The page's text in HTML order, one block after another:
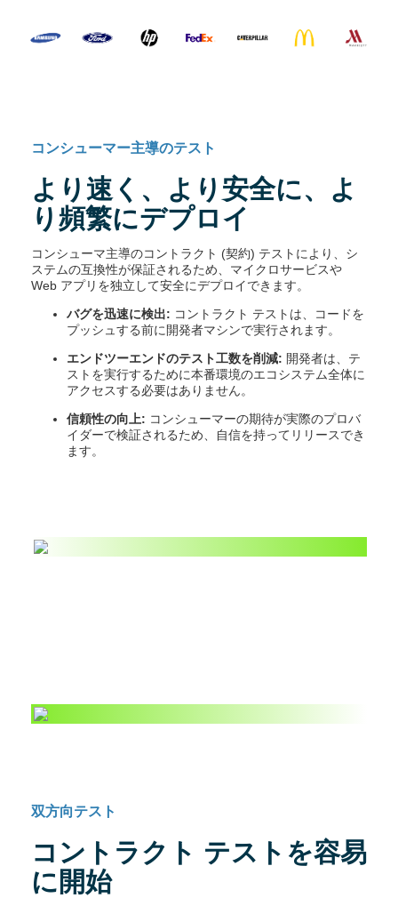
コンシューマー主導のテスト
より速く、より安全に、よ
り頻繁にデプロイ
コンシューマ主導のコントラクト (契約) テストにより、シ
ステムの互換性が保証されるため、マイクロサービスや
Web アプリを独立して安全にデプロイできます。
バグを迅速に検出: コントラクト テストは、コードを
プッシュする前に開発者マシンで実行されます。
エンドツーエンドのテスト工数を削減: 開発者は、テ
ストを実行するために本番環境のエコシステム全体に
アクセスする必要はありません。
信頼性の向上: コンシューマーの期待が実際のプロバ
イダーで検証されるため、自信を持ってリリースでき
ます。
双方向テスト
コントラクト テストを容易
に開始